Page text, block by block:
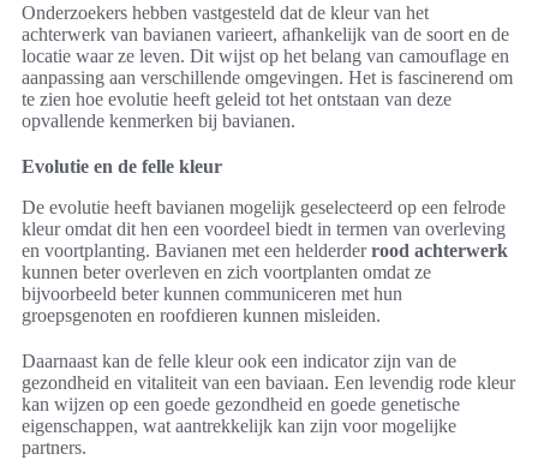
Onderzoekers hebben vastgesteld dat de kleur van het
achterwerk van bavianen varieert, afhankelijk van de soort en de
locatie waar ze leven. Dit wijst op het belang van camouflage en
aanpassing aan verschillende omgevingen. Het is fascinerend om
te zien hoe evolutie heeft geleid tot het ontstaan van deze
opvallende kenmerken bij bavianen.
Evolutie en de felle kleur
De evolutie heeft bavianen mogelijk geselecteerd op een felrode
kleur omdat dit hen een voordeel biedt in termen van overleving
en voortplanting. Bavianen met een helderderrood achterwerk
kunnen beter overleven en zich voortplanten omdat ze
bijvoorbeeld beter kunnen communiceren met hun
groepsgenoten en roofdieren kunnen misleiden.
Daarnaast kan de felle kleur ook een indicator zijn van de
gezondheid en vitaliteit van een baviaan. Een levendig rode kleur
kan wijzen op een goede gezondheid en goede genetische
eigenschappen, wat aantrekkelijk kan zijn voor mogelijke
partners.